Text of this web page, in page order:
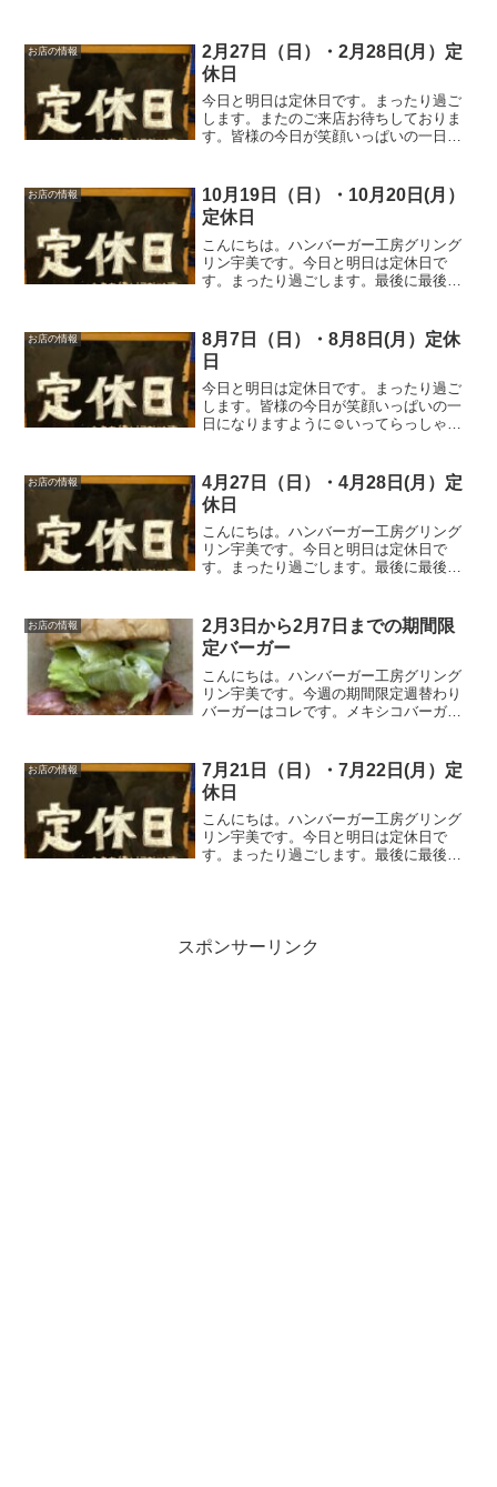
お店の情報
2月27日（日）・2月28日(月）定
休日
今日と明日は定休日です。まったり過ご
します。またのご来店お待ちしておりま
す。皆様の今日が笑顔いっぱいの一日に
お店の情報
10月19日（日）・10月20日(月）
定休日
こんにちは。ハンバーガー工房グリング
リン宇美です。今日と明日は定休日で
す。まったり過ごします。最後に最後ま
になりますように😊いってらっしゃい。
お店の情報
8月7日（日）・8月8日(月）定休
日
今日と明日は定休日です。まったり過ご
します。皆様の今日が笑顔いっぱいの一
日になりますように☺いってらっしゃ
お店の情報
4月27日（日）・4月28日(月）定
休日
こんにちは。ハンバーガー工房グリング
リン宇美です。今日と明日は定休日で
す。まったり過ごします。最後に最後ま
になりますように😊いってらっしゃい。
お店の情報
2月3日から2月7日までの期間限
定バーガー
こんにちは。ハンバーガー工房グリング
リン宇美です。今週の期間限定週替わり
バーガーはコレです。メキシコバーガ
シコと言えばコレと自信を持って提供す
る期間限定週替わりバー...
お店の情報
7月21日（日）・7月22日(月）定
休日
こんにちは。ハンバーガー工房グリング
リン宇美です。今日と明日は定休日で
す。まったり過ごします。最後に最後ま
スポンサーリンク